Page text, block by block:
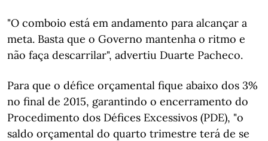
"O comboio está em andamento para alcançar a
meta. Basta que o Governo mantenha o ritmo e
não faça descarrilar", advertiu Duarte Pacheco.
Para que o défice orçamental fique abaixo dos 3%
no final de 2015, garantindo o encerramento do
Procedimento dos Défices Excessivos (PDE), "o
saldo orçamental do quarto trimestre terá de se